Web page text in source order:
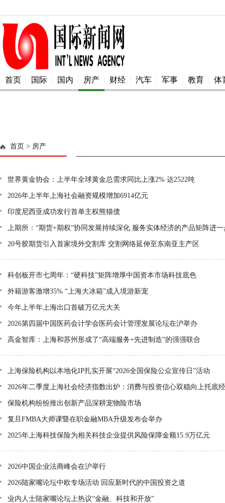
首页 国际 国内 房产 财经 汽车 军事 教育 体
首页 > 房产
世界黄金协会：上半年全球黄金总需求同比上涨2% 达2522吨
2026年上半年上海社会融资规模增加6914亿元
印度尼西亚成功发行首单主权熊猫债
上期所：“期货+期权”协同发展持续深化 服务实体经济的产品矩阵进
20号胶期货引入首家境外交割库 交割网络延伸至东南亚主产区
科创板开市七周年：“硬科技”矩阵增厚中国资本市场科技底色
外籍游客激增35% “上海大冰箱”成入境游新宠
今年上半年上海出口首破万亿元大关
2026第四届中国医药会计学会医药会计管理发展论坛在沪举办
高金智库：上海和苏州形成了“高端服务+先进制造”的强强联合
上海保险机构以本地化IP扎实开展“2026全国保险公众宣传日”活动
2026年二季度上海社会经济指数出炉：消费与投资信心双稳向上托底
保险机构纷纷推出创新产品深耕宠物险市场
复旦FMBA大师课暨在职金融MBA升级发布会举办
2025年上海科技保险为相关科技企业提供风险保障金额15.9万亿元
2026中国企业法商峰会在沪举行
2026陆家嘴论坛中欧专场活动 回应新时代的中国投资之道
业内人士陆家嘴论坛上热议“金融、科技和开放”